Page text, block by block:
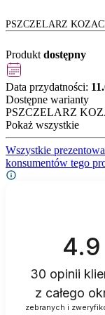
PSZCZELARZ
Produkt dostępny
Data przydatności:
Dostępne warianty
PSZCZELARZ
Pokaż wszystkie
Wszystkie
konsumentów tego
4.9
30 opinii
z całego
zebranych i